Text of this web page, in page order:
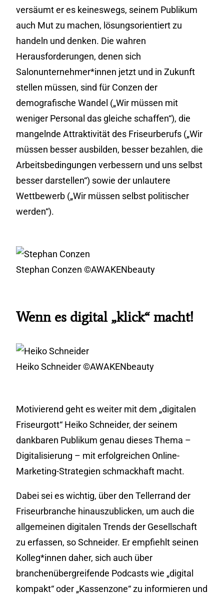
versäumt er es keineswegs, seinem Publikum
auch Mut zu machen, lösungsorientiert zu
handeln und denken. Die wahren
Herausforderungen, denen sich
Salonunternehmer*innen jetzt und in Zukunft
stellen müssen, sind für Conzen der
demografische Wandel („Wir müssen mit
weniger Personal das gleiche schaffen“), die
mangelnde Attraktivität des Friseurberufs („Wir
müssen besser ausbilden, besser bezahlen, die
Arbeitsbedingungen verbessern und uns selbst
besser darstellen“) sowie der unlautere
Wettbewerb („Wir müssen selbst politischer
werden“).
Stephan Conzen ©AWAKENbeauty
Wenn es digital „klick“ macht!
Heiko Schneider ©AWAKENbeauty
Motivierend geht es weiter mit dem „digitalen
Friseurgott“ Heiko Schneider, der seinem
dankbaren Publikum genau dieses Thema –
Digitalisierung – mit erfolgreichen Online-
Marketing-Strategien schmackhaft macht.
Dabei sei es wichtig, über den Tellerrand der
Friseurbranche hinauszublicken, um auch die
allgemeinen digitalen Trends der Gesellschaft
zu erfassen, so Schneider. Er empfiehlt seinen
Kolleg*innen daher, sich auch über
branchenübergreifende Podcasts wie „digital
kompakt“ oder „Kassenzone“ zu informieren und